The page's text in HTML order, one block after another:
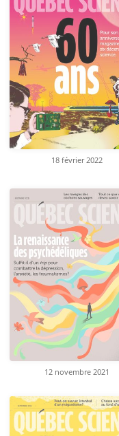
18 février 2022
12 novembre 2021